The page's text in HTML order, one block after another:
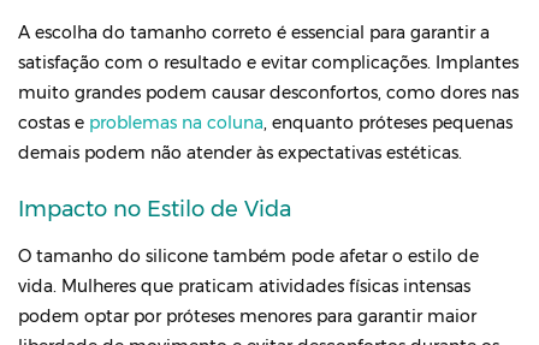
A escolha do tamanho correto é essencial para garantir a
satisfação com o resultado e evitar complicações. Implantes
muito grandes podem causar desconfortos, como dores nas
costas e problemas na coluna, enquanto próteses pequenas
demais podem não atender às expectativas estéticas.
Impacto no Estilo de Vida
O tamanho do silicone também pode afetar o estilo de
vida. Mulheres que praticam atividades físicas intensas
podem optar por próteses menores para garantir maior